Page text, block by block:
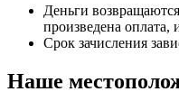
Деньги
произведена оплата,
Срок зачисления
Наше